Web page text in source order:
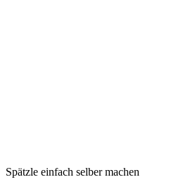
Spätzle einfach selber machen